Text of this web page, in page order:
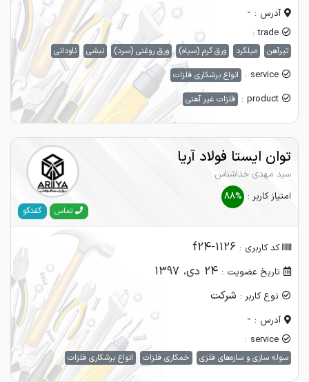
آدرس : -
trade :
تیرآهن میلگرد ورق گرم (سیاه) ورق روغنی (سرد) نبشی ناودانی
service : انواع برشکاری فلزات
product : فلزات غیر آهنی
توان ایستا فولاد آریا
سید مهدی خداشناس
امتیاز کاربر : 88%
تماس گفتگو
کد کاربری : f24-1126
تاریخ عضویت : 24 دی، 1397
نوع کاربر : شرکت
آدرس : -
service :
سوله سازی و سازه‌های فلزی خمکاری فلزات انواع برشکاری فلزات